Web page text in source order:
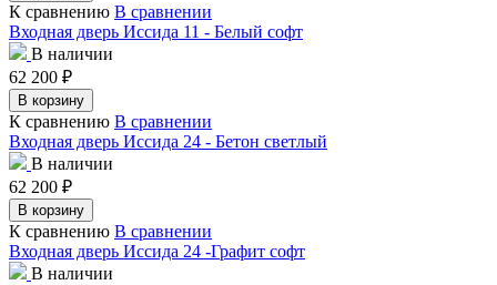
К сравнению В сравнении
Входная дверь Иссида 11 - Белый софт
В наличии
62 200 ₽
В корзину
К сравнению В сравнении
Входная дверь Иссида 24 - Бетон светлый
В наличии
62 200 ₽
В корзину
К сравнению В сравнении
Входная дверь Иссида 24 -Графит софт
В наличии